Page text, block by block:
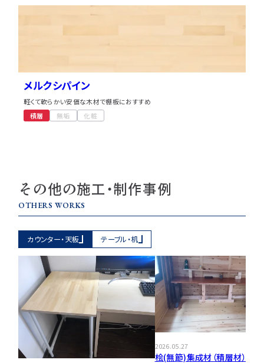
メルクシパイン
軽くて軟らかい安価な木材で棚板におすすめ
積層
無垢 化粧
その他の施工・制作事例
OTHERS WORKS
カウンター・天板 テーブル・机
2026.05.27
桧(無節)集成材（積層材）の